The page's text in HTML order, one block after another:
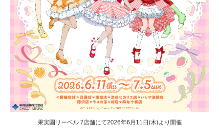
果実園リーベル 7店舗にて2026年6月11日(木)より開催